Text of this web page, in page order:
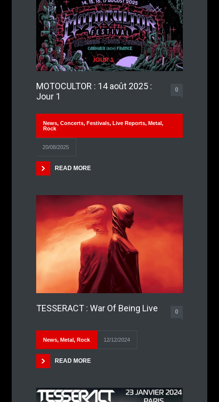
MOTOCULTOR : 14 août 2025 :
Jour 1
0
News, Concerts, Festivals, Live Reports, Metal ,
Rock
20/08/2025
READ MORE
TESSERACT : War Of Being Live 0
News, Metal , Rock 12/12/2024
READ MORE